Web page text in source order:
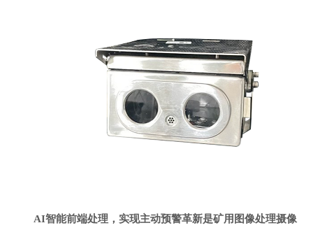
AI智能前端处理，实现主动预警革新是矿用图像处理摄像